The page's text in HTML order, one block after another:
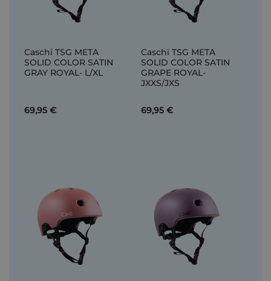
Caschi TSG META
SOLID COLOR SATIN
GRAY ROYAL- L/XL
69,95 €
Caschi TSG META
SOLID COLOR SATIN
GRAPE ROYAL-
JXXS/JXS
69,95 €